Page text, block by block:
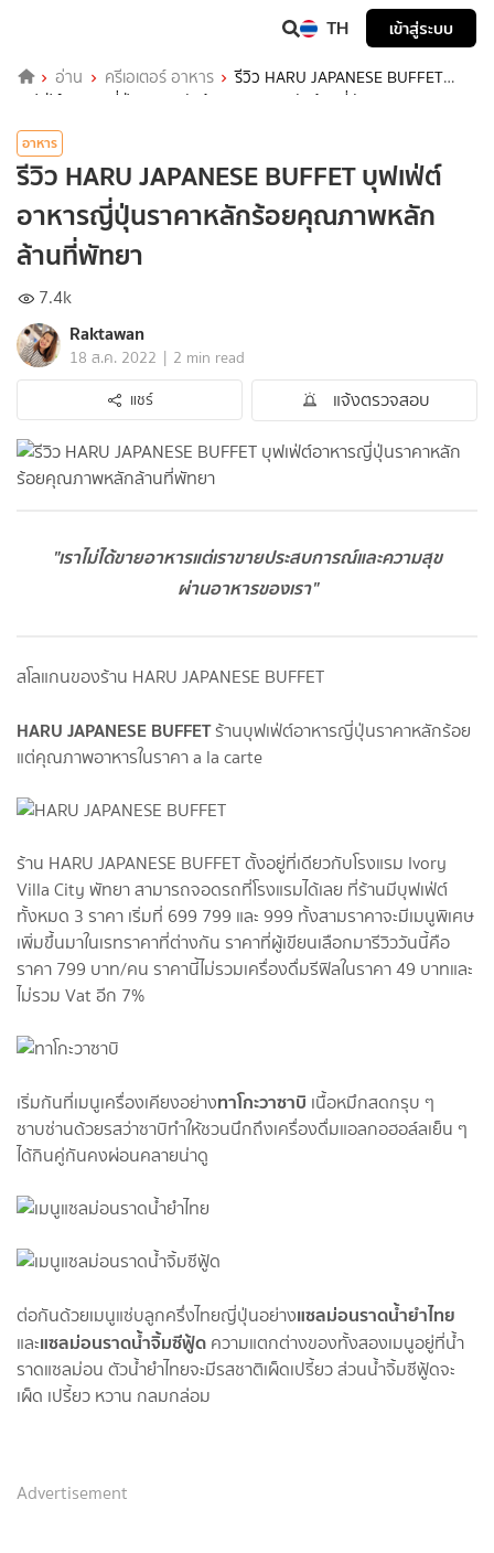
TH เข้าสู่ระบบ
อ่าน ครีเอเตอร์ อาหาร
รีวิว HARU JAPANESE BUFFET
บุฟเฟ่ต์อาหารญี่ปุ่นราคาหลักร้อยคุณภาพหลักล้านที่พัทยา
อาหาร
รีวิว HARU JAPANESE BUFFET บุฟเฟ่ต์
อาหารญี่ปุ่นราคาหลักร้อยคุณภาพหลัก
ล้านที่พัทยา
7.4k
Raktawan
18 ส.ค. 2022 | 2 min read
แชร์
แจ้งตรวจสอบ
"เราไม่ได้ขายอาหารแต่เราขายประสบการณ์และความสุข
ผ่านอาหารของเรา"
สโลแกนของร้าน HARU JAPANESE BUFFET
HARU JAPANESE BUFFETร้านบุฟเฟ่ต์อาหารญี่ปุ่นราคาหลักร้อย
แต่คุณภาพอาหารในราคา a la carte
ร้าน HARU JAPANESE BUFFET ตั้งอยู่ที่เดียวกับโรงแรม Ivory
Villa City พัทยา สามารถจอดรถที่โรงแรมได้เลย ที่ร้านมีบุฟเฟ่ต์
ทั้งหมด 3 ราคา เริ่มที่ 699 799 และ 999 ทั้งสามราคาจะมีเมนูพิเศษ
เพิ่มขึ้นมาในเรทราคาที่ต่างกัน ราคาที่ผู้เขียนเลือกมารีวิววันนี้คือ
ราคา 799 บาท/คน ราคานี้ไม่รวมเครื่องดื่มรีฟิลในราคา 49 บาทและ
ไม่รวม Vat อีก 7%
เริ่มกันที่เมนูเครื่องเคียงอย่างทาโกะวาซาบิ เนื้อหมึกสดกรุบ ๆ
ซาบซ่านด้วยรสว่าซาบิทำให้ชวนนึกถึงเครื่องดื่มแอลกอฮอล์ลเย็น ๆ
ได้กินคู่กันคงผ่อนคลายน่าดู
ต่อกันด้วยเมนูแซ่บลูกครึ่งไทยญี่ปุ่นอย่างแซลม่อนราดน้ำยำไทย
และแซลม่อนราดน้ำจิ้มซีฟู้ด ความแตกต่างของทั้งสองเมนูอยู่ที่น้ำ
ราดแซลม่อน ตัวน้ำยำไทยจะมีรสชาติเผ็ดเปรี้ยว ส่วนน้ำจิ้มซีฟู้ดจะ
เผ็ด เปรี้ยว หวาน กลมกล่อม
Advertisement